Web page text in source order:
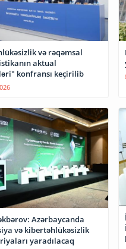
və rəqəmsal
aktual
konfransı keçirilib
Azərbaycanda
və kibertəhlükəsizlik
yaradılacaq